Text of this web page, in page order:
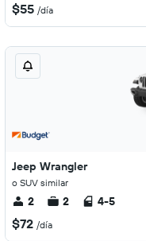
$55 /día
Jeep Wrangler
o SUV similar
2 2 4-5
$72 /día